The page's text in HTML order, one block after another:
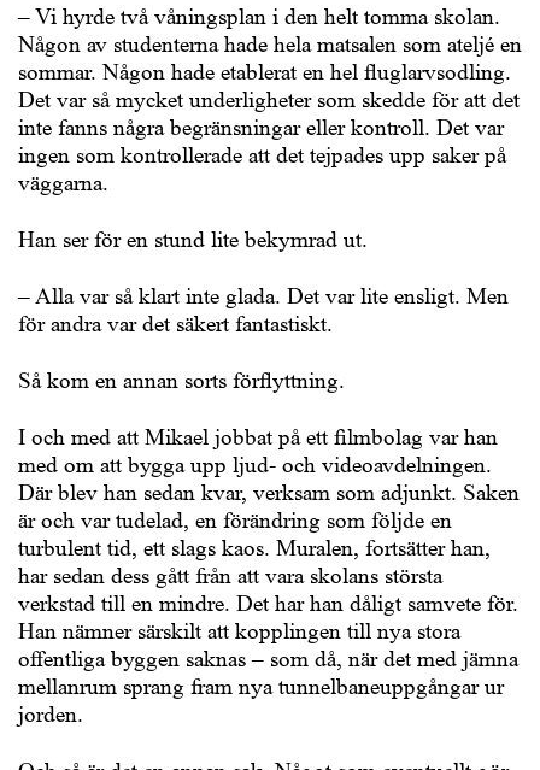
– Vi hyrde två våningsplan i den helt tomma skolan.
Någon av studenterna hade hela matsalen som ateljé en
sommar. Någon hade etablerat en hel fluglarvsodling.
Det var så mycket underligheter som skedde för att det
inte fanns några begränsningar eller kontroll. Det var
ingen som kontrollerade att det tejpades upp saker på
väggarna.
Han ser för en stund lite bekymrad ut.
– Alla var så klart inte glada. Det var lite ensligt. Men
för andra var det säkert fantastiskt.
Så kom en annan sorts förflyttning.
I och med att Mikael jobbat på ett filmbolag var han
med om att bygga upp ljud- och videoavdelningen.
Där blev han sedan kvar, verksam som adjunkt. Saken
är och var tudelad, en förändring som följde en
turbulent tid, ett slags kaos. Muralen, fortsätter han,
har sedan dess gått från att vara skolans största
verkstad till en mindre. Det har han dåligt samvete för.
Han nämner särskilt att kopplingen till nya stora
offentliga byggen saknas – som då, när det med jämna
mellanrum sprang fram nya tunnelbaneuppgångar ur
jorden.